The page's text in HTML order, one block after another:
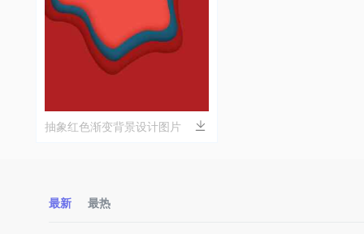
抽象红色渐变背景设计图片
最新 最热